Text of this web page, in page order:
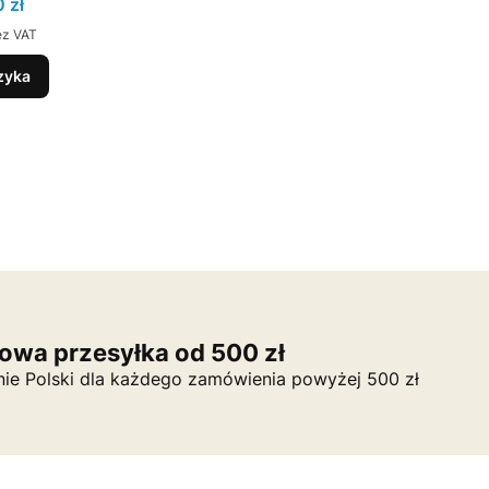
zł
VAT
przesyłka od 500 zł
Polski dla każdego zamówienia powyżej 500 zł